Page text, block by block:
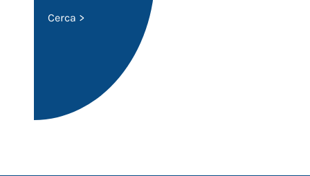
Cerca >